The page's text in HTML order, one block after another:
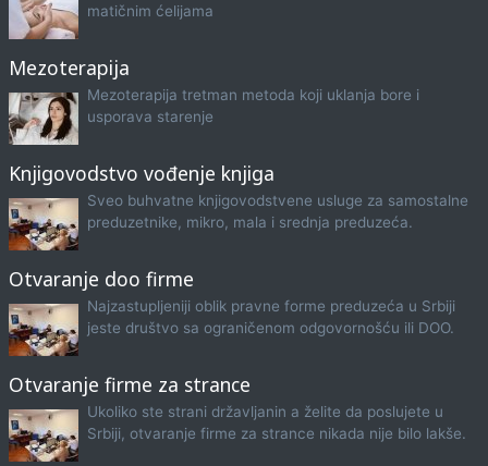
matičnim ćelijama
Mezoterapija
Mezoterapija tretman metoda koji uklanja bore i
usporava starenje
Knjigovodstvo vođenje knjiga
Sveo buhvatne knjigovodstvene usluge za samostalne
preduzetnike, mikro, mala i srednja preduzeća.
Otvaranje doo firme
Najzastupljeniji oblik pravne forme preduzeća u Srbiji
jeste društvo sa ograničenom odgovornošću ili DOO.
Otvaranje firme za strance
Ukoliko ste strani državljanin a želite da poslujete u
Srbiji, otvaranje firme za strance nikada nije bilo lakše.